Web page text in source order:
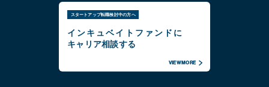
スタートアップ転職検討中の方へ
インキュベイトファンドに
キャリア相談する
VIEW MORE